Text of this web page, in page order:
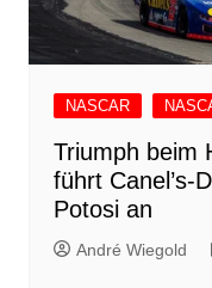
NASCAR
Triumph beim
führt Canel’s-
Potosi an
André Wiegold